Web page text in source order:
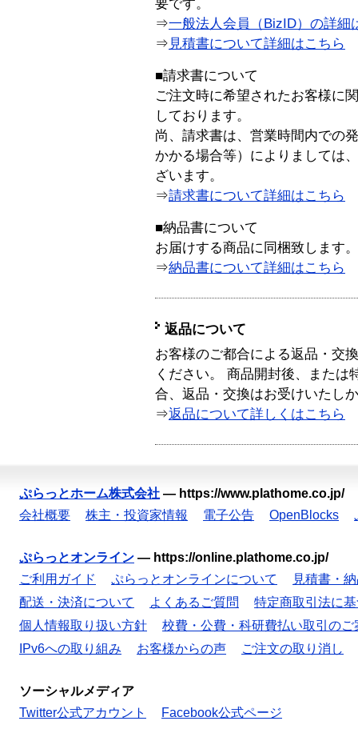
要です。
⇒一般法人会員（BizID）の詳細
⇒ 見積書について詳細はこちら
■請求書について
ご注文時に希望されたお客様に
しております。
尚、請求書は、営業時間内での
かかる場合等）によりましては
ざいます。
⇒請求書について詳細はこちら
■納品書について
お届けする商品に同梱致します。
⇒納品書について詳細はこちら
返品について
お客様のご都合による返品・交
ください。 商品開封後、または
合、返品・交換はお受けいたし
⇒返品について詳しくはこちら
ぷらっとホーム株式会社 — https://www.plathome.co.jp/
会社概要
株主・投資家情報 電子公告 OpenBlocks
ぷらっとオンライン — https://online.plathome.co.jp/
ご利用ガイド
ぷらっとオンラインについて
見積書・
配送・決済について
よくあるご質問
特定商取引法に
個人情報取り扱い方針
校費・公費・科研費払い取引のご
IPv6への取り組み
お客様からの声 ご注文の取り消し
ソーシャルメディア
Twitter公式アカウント
Facebook公式ページ